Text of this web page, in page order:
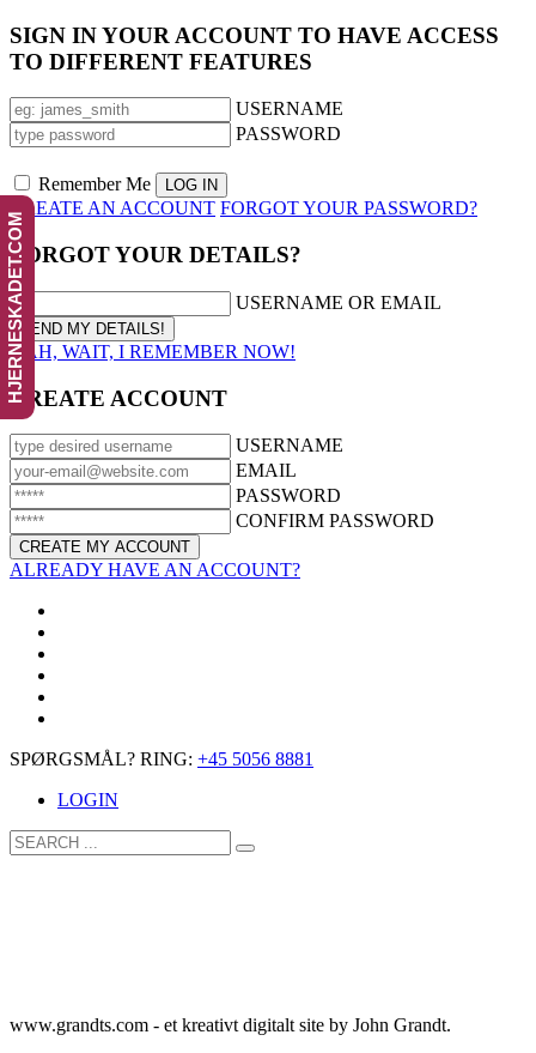
SIGN IN YOUR ACCOUNT TO HAVE ACCESS
TO DIFFERENT FEATURES
USERNAME
PASSWORD
Remember Me
CREATE AN ACCOUNT FORGOT YOUR PASSWORD?
FORGOT YOUR DETAILS?
USERNAME OR EMAIL
AAH, WAIT, I REMEMBER NOW!
CREATE ACCOUNT
USERNAME
EMAIL
PASSWORD
CONFIRM PASSWORD
ALREADY HAVE AN ACCOUNT?
SPØRGSMÅL? RING: +45 5056 8881
LOGIN
www.grandts.com - et kreativt digitalt site by John Grandt.
HJERNESKADET.COM